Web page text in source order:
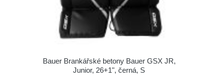
Bauer Brankářské betony Bauer GSX JR,
Junior, 26+1", černá, S